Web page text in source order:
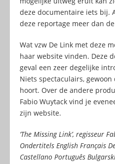
deze documentaire iets bij.
deze reportage meer dan
Wat vzw De Link met deze
haar website vinden. Deze
geval een zeer degelijke
Niets spectaculairs, gewoon
hoort. Over de andere
Fabio Wuytack vind je
zijn website.
‘The Missing Link’, regisseur
Ondertitels English Français
Castellano Português